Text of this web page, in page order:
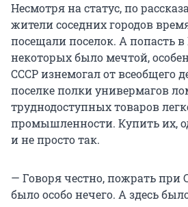
Несмотря на статус, по
жители соседних городов
посещали поселок. А попасть
некоторых было мечтой,
СССР изнемогал от всеобщего
поселке полки универмагов
труднодоступных товаров
промышленности. Купить их,
и не просто так.
— Говоря честно, пожрать при
было особо нечего. А здесь